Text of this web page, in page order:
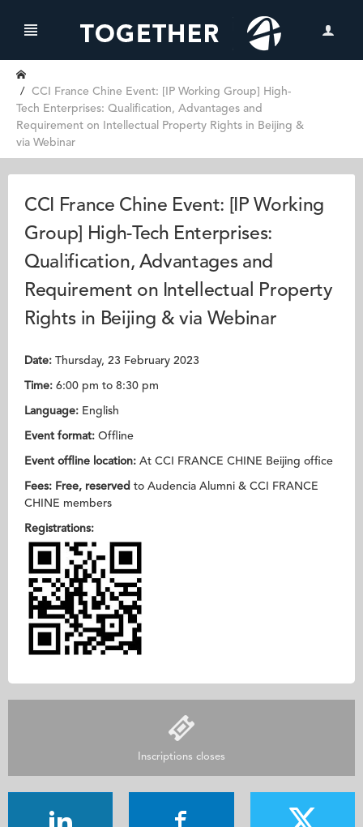
CCI France Chine Event: [IP Working Group] High-
Tech Enterprises: Qualification, Advantages and
Requirement on Intellectual Property Rights in Beijing &
via Webinar
CCI France Chine Event: [IP Working
Group] High-Tech Enterprises:
Qualification, Advantages and
Requirement on Intellectual Property
Rights in Beijing & via Webinar
Date: Thursday, 23 February 2023
Time: 6:00 pm to 8:30 pm
Language: English
Event format: Offline
Event offline location: At CCI FRANCE CHINE Beijing office
Fees: Free, reserved to Audencia Alumni & CCI FRANCE
CHINE members
Registrations:
Inscriptions closes